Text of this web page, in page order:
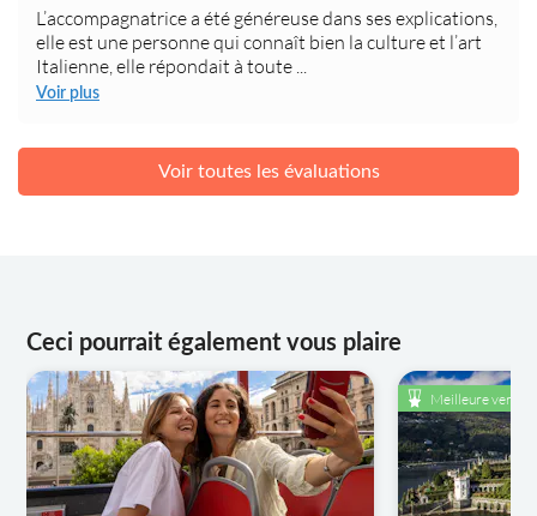
L’accompagnatrice a été généreuse dans ses explications,
elle est une personne qui connaît bien la culture et l’art
Italienne, elle répondait à toute ...
Voir plus
Voir toutes les évaluations
Ceci pourrait également vous plaire
Meilleure vente